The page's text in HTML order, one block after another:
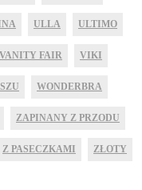
ULLA ULTIMO
VANITY FAIR VIKI
WONDERBRA
ZAPINANY Z PRZODU
Z PASECZKAMI ZŁOTY